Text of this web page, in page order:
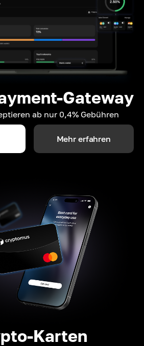
Gateway
ab nur 0,4% Gebühren
Mehr erfahren
Karten